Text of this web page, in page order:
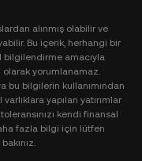
alınmış olabilir ve
Bu içerik, herhangi bir
bilgilendirme amacıyla
olarak yorumlanamaz.
bu bilgilerin kullanımından
yapılan yatırımlar
kendi finansal
fazla bilgi için lütfen
bakınız.